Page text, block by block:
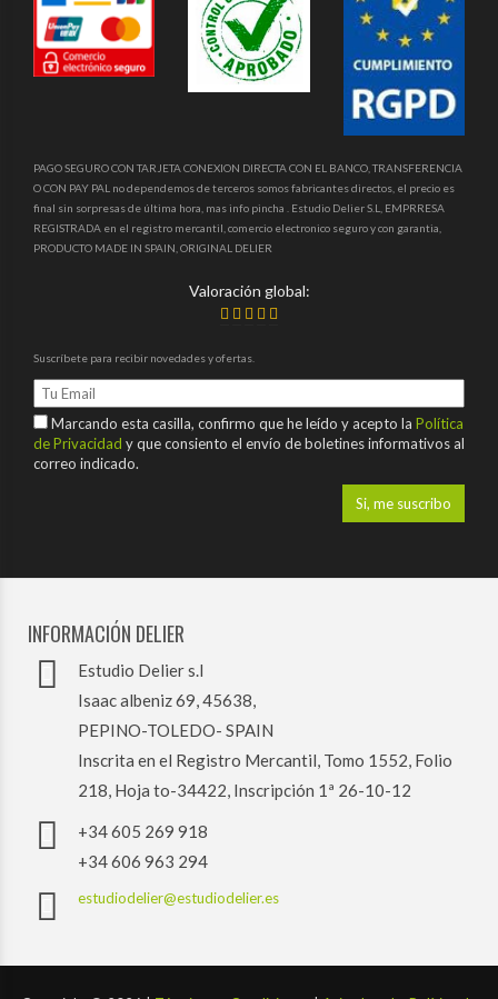
PAGO SEGURO CON TARJETA CONEXION DIRECTA CON EL BANCO, TRANSFERENCIA
O CON PAY PAL no dependemos de terceros somos fabricantes directos, el precio es
final sin sorpresas de última hora, mas info pincha . Estudio Delier S.L, EMPRRESA
REGISTRADA en el registro mercantil, comercio electronico seguro y con garantia,
PRODUCTO MADE IN SPAIN, ORIGINAL DELIER
Valoración global:
Suscríbete para recibir novedades y ofertas.
Marcando esta casilla, confirmo que he leído y acepto la Política
de Privacidad y que consiento el envío de boletines informativos al
correo indicado.
INFORMACIÓN DELIER
Estudio Delier s.l
Isaac albeniz 69, 45638,
PEPINO-TOLEDO- SPAIN
Inscrita en el Registro Mercantil, Tomo 1552, Folio
218, Hoja to-34422, Inscripción 1ª 26-10-12
+34 605 269 918
+34 606 963 294
estudiodelier@estudiodelier.es